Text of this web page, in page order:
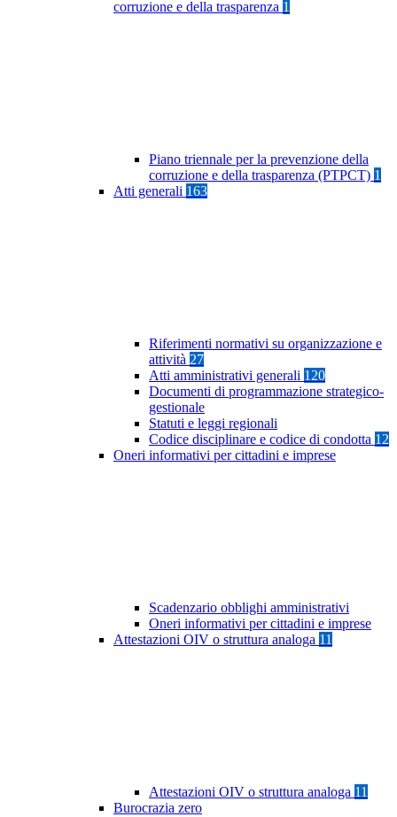
corruzione e della trasparenza 1
Piano triennale per la prevenzione della
corruzione e della trasparenza (PTPCT) 1
Atti generali 163
Riferimenti normativi su organizzazione e
attività 27
Atti amministrativi generali 120
Documenti di programmazione strategico-
gestionale
Statuti e leggi regionali
Codice disciplinare e codice di condotta 12
Oneri informativi per cittadini e imprese
Scadenzario obblighi amministrativi
Oneri informativi per cittadini e imprese
Attestazioni OIV o struttura analoga 11
Attestazioni OIV o struttura analoga 11
Burocrazia zero